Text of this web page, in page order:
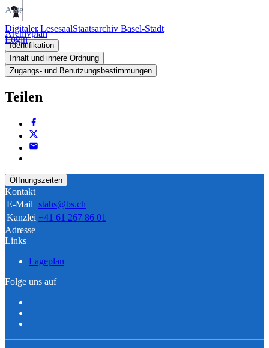
Digitaler LesesaalStaatsarchiv Basel-Stadt
Login
Akte
Archivplan
Identifikation
Inhalt und innere Ordnung
Zugangs- und Benutzungsbestimmungen
Teilen
Öffnungszeiten
Kontakt
E-Mail stabs@bs.ch
Kanzlei +41 61 267 86 01
Adresse
Links
Lageplan
Folge uns auf